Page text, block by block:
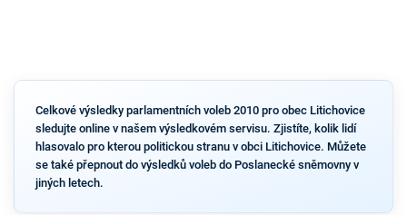
Celkové výsledky parlamentních voleb 2010 pro obec Litichovice
sledujte online v našem výsledkovém servisu. Zjistíte, kolik lidí
hlasovalo pro kterou politickou stranu v obci Litichovice. Můžete
se také přepnout do výsledků voleb do Poslanecké sněmovny v
jiných letech.